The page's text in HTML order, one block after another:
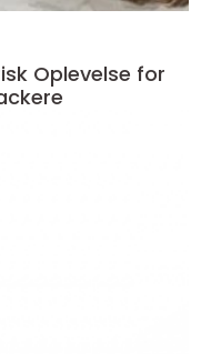
Oplevelse for